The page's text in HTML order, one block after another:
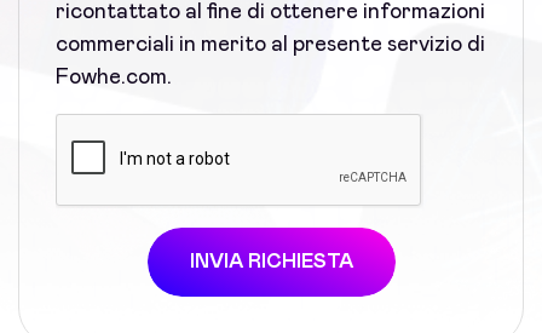
ricontattato al fine di ottenere informazioni
commerciali in merito al presente servizio di
Fowhe.com.
INVIA RICHIESTA